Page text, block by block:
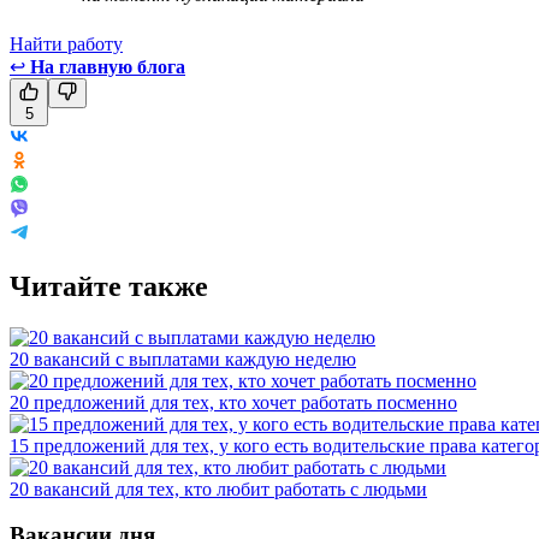
Найти работу
↩ На главную блога
5
Читайте также
20 вакансий с выплатами каждую неделю
20 предложений для тех, кто хочет работать посменно
15 предложений для тех, у кого есть водительские права
20 вакансий для тех, кто любит работать с людьми